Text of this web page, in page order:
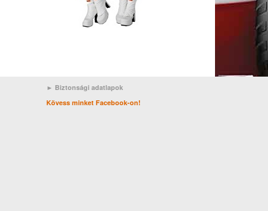
► Biztonsági adatlapok
Kövess minket Facebook-on!